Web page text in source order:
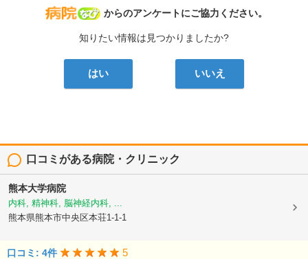
病院なび
からのアンケートにご協力ください。
知りたい情報は見つかりましたか?
はい いいえ
口コミがある病院・クリニック
熊本大学病院
内科, 精神科, 脳神経内科, ...
熊本県熊本市中央区本荘1-1-1
口コミ: 4件 5